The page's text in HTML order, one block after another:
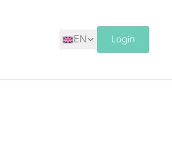
EN Login